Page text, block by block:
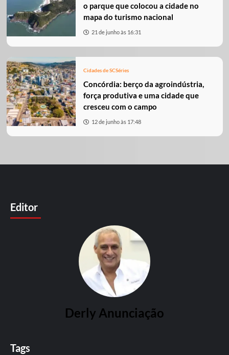
o parque que colocou a cidade no
mapa do turismo nacional
21 de junho às 16:31
Cidades de SCSéries
Concórdia: berço da agroindústria,
força produtiva e uma cidade que
cresceu com o campo
12 de junho às 17:48
Editor
Derly Anunciação
Tags